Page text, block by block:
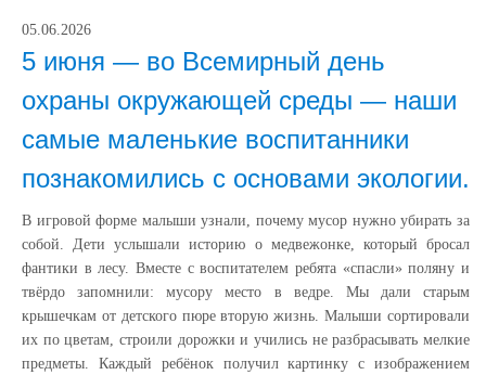
05.06.2026
5 июня — во Всемирный день
охраны окружающей среды — наши
самые маленькие воспитанники
познакомились с основами экологии.
В игровой форме малыши узнали, почему мусор нужно убирать за
собой. Дети услышали историю о медвежонке, который бросал
фантики в лесу. Вместе с воспитателем ребята «спасли» поляну и
твёрдо запомнили: мусору место в ведре. Мы дали старым
крышечкам от детского пюре вторую жизнь. Малыши сортировали
их по цветам, строили дорожки и учились не разбрасывать мелкие
предметы. Каждый ребёнок получил картинку с изображением